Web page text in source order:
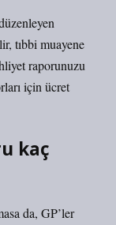
tıbbi muayene
raporunuzu
için ücret
kaç
da, GP’ler